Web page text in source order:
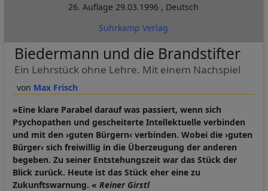
26. Auflage 29.03.1996 , Deutsch
Suhrkamp Verlag
Max Frisch
Biedermann und die Brandstifter
Ein Lehrstück ohne Lehre. Mit einem Nachspiel
»Eine klare Parabel darauf was passiert, wenn sich
Psychopathen und gescheiterte Intellektuelle verbinden
und mit den ›guten Bürgern‹ verbinden. Wobei die ›guten
Bürger‹ sich freiwillig in die Überzeugung der anderen
begeben. Zu seiner Entstehungszeit war das Stück der
Blick zurück. Heute ist das Stück eher eine zu
Zukunftswarnung. « Reiner Girstl